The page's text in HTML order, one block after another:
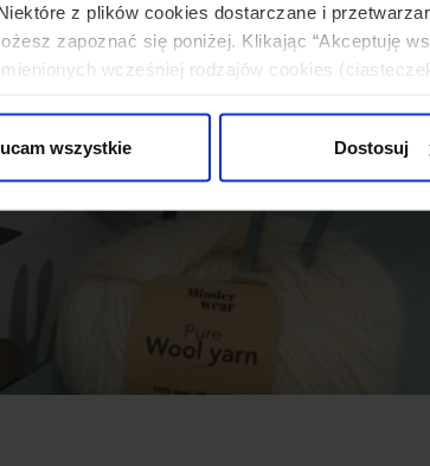
z plików cookies dostarczane i
zapoznać się poniżej. Klikając “Akceptuję
wcześniej rodzajów cookies
wszystkie
Dostosuj